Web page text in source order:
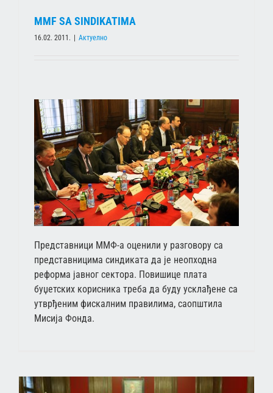
MMF SA SINDIKATIMA
16.02. 2011. Актуелно
Представници ММФ-а оценили у разговору са
представницима синдиката да је неопходна
реформа јавног сектора. Повишице плата
буџетских корисника треба да буду усклађене са
утврђеним фискалним правилима, саопштила
Мисија Фонда.